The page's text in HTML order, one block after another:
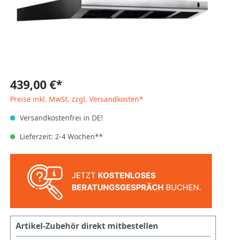
439,00 €*
Preise inkl. MwSt. zzgl. Versandkosten*
Versandkostenfrei in DE!
Lieferzeit: 2-4 Wochen**
Artikel-Zubehör direkt mitbestellen